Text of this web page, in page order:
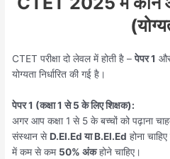
CTET परीक्षा दो लेवल में होती है –पेपर 1
योग्यता निर्धारित की गई है।
पेपर 1 (कक्षा 1 से 5 के लिए शिक्षक):
अगर आप कक्षा 1 से 5 के बच्चों को पढ़ाना
संस्थान सेD.El.Ed या B.El.Ed होना
में कम से कम 50% अंकहोने चाहिए।